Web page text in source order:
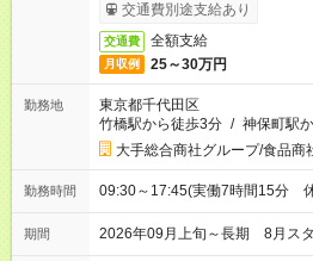
交通費別途支給あり
交通費 全額支給
月収例 25～30万円
勤務地
東京都千代田区
竹橋駅から徒歩3分 / 神保町駅
大手総合商社グループ/食品商
勤務時間 09:30～17:45(実働7時間15分
期間 2026年09月上旬～長期 8月ス